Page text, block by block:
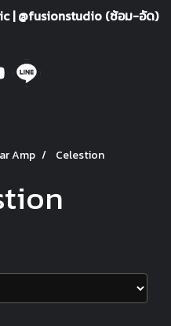
|@fusionstudio (ซ้อม-อัด)
Amp Celestion